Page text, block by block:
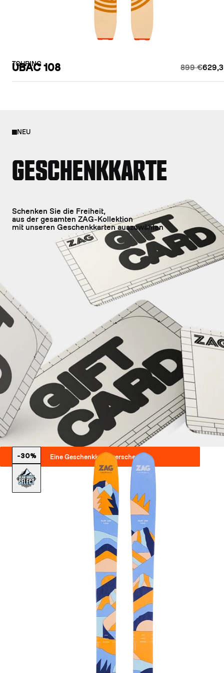
TOURING
UBAC 108 899 €
NEU
GESCHENKKARTE
Schenken Sie die Freiheit,
aus der gesamten ZAG-Kollektion
mit unseren Geschenkkarten auszuwählen
Eine Geschenkkarte verschenken
-30%